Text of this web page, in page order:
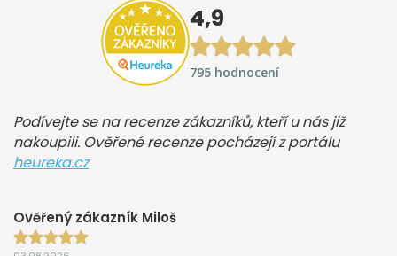
4,9
795 hodnocení
Podívejte se na recenze zákazníků, kteří u nás již
nakoupili. Ověřené recenze pocházejí z portálu
heureka.cz
Ověřený zákazník Miloš